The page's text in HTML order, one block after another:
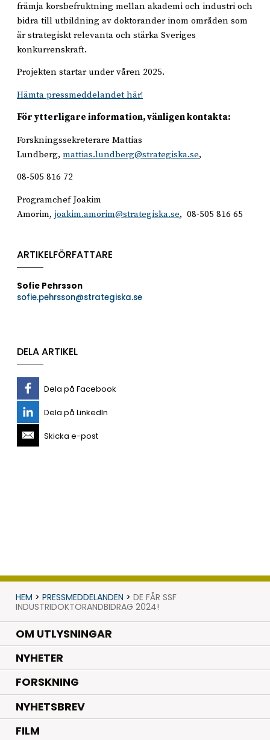
främja korsbefruktning mellan akademi och industri och
bidra till utbildning av doktorander inom områden som
är strategiskt relevanta och stärka Sveriges
konkurrenskraft.
Projekten startar under våren 2025.
Hämta pressmeddelandet här!
För ytterligare information, vänligen kontakta:
Forskningssekreterare Mattias
Lundberg, mattias.lundberg@strategiska.se,
08-505 816 72
Programchef Joakim
Amorim, joakim.amorim@strategiska.se, 08-505 816 65
ARTIKELFÖRFATTARE
Sofie Pehrsson
sofie.pehrsson@strategiska.se
DELA ARTIKEL
Dela på Facebook
Dela på LinkedIn
Skicka e-post
HEM > PRESSMEDDELANDEN > DE FÅR SSF
INDUSTRIDOKTORANDBIDRAG 2024!
OM UTLYSNINGAR
NYHETER.
FORSKNING.
NYHETSBREV
FILM